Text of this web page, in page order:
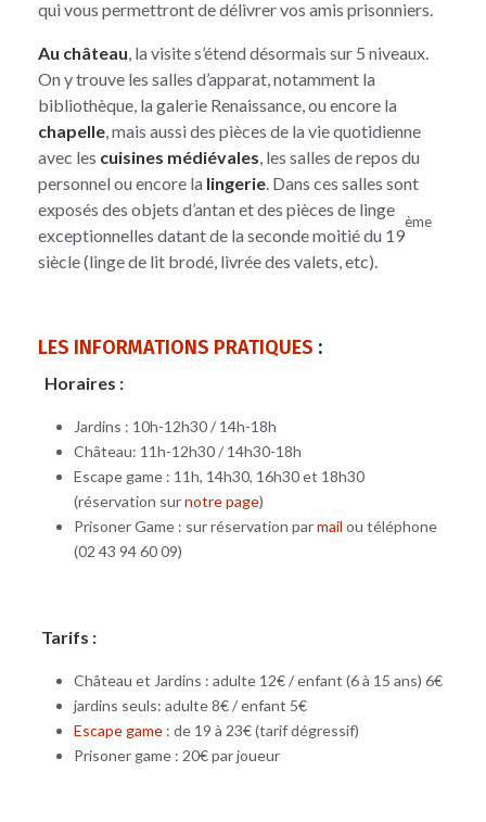
qui vous permettront de délivrer vos amis prisonniers.
Au château , la visite s’étend désormais sur 5 niveaux.
On y trouve les salles d’apparat, notamment la
bibliothèque, la galerie Renaissance, ou encore la
chapelle , mais aussi des pièces de la vie quotidienne
avec les cuisines médiévales , les salles de repos du
personnel ou encore la lingerie . Dans ces salles sont
exposés des objets d’antan et des pièces de linge
exceptionnelles datant de la seconde moitié du 19
ème
siècle (linge de lit brodé, livrée des valets, etc).
LES INFORMATIONS PRATIQUES :
Horaires :
Jardins : 10h-12h30 / 14h-18h
Château: 11h-12h30 / 14h30-18h
Escape game : 11h, 14h30, 16h30 et 18h30
(réservation surnotre page)
Prisoner Game : sur réservation parmail ou téléphone
(02 43 94 60 09)
Tarifs :
Château et Jardins : adulte 12€ / enfant (6 à 15 ans) 6€
jardins seuls: adulte 8€ / enfant 5€
Escape game: de 19 à 23€ (tarif dégressif)
Prisoner game : 20€ par joueur